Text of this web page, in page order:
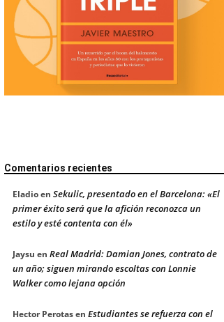
Comentarios recientes
Eladioen Sekulic, presentado en el Barcelona: «El
primer éxito será que la afición reconozca un
estilo y esté contenta con él»
Jaysu en Real Madrid: Damian Jones, contrato de
un año; siguen mirando escoltas con Lonnie
Walker como lejana opción
Hector Perotasen Estudiantes se refuerza con el